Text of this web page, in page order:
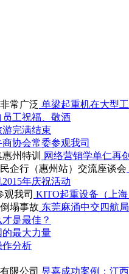
单梁起重机在大型
工祝福、敬酒
完满结束
协会常委参观我司
网络营销学单仁再
年庆祝活动
KITO起重设备（上
东莞麻涌中交四航
是最佳？
最大力量
作分析
昱嘉成功案例：江